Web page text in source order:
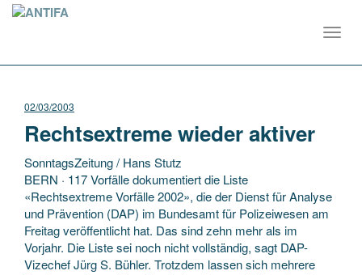
02/03/2003
Rechtsextreme wieder aktiver
SonntagsZeitung / Hans Stutz
BERN · 117 Vorfälle dokumentiert die Liste
«Rechtsextreme Vorfälle 2002», die der Dienst für Analyse
und Prävention (DAP) im Bundesamt für Polizeiwesen am
Freitag veröffentlicht hat. Das sind zehn mehr als im
Vorjahr. Die Liste sei noch nicht vollständig, sagt DAP-
Vizechef Jürg S. Bühler. Trotzdem lassen sich mehrere